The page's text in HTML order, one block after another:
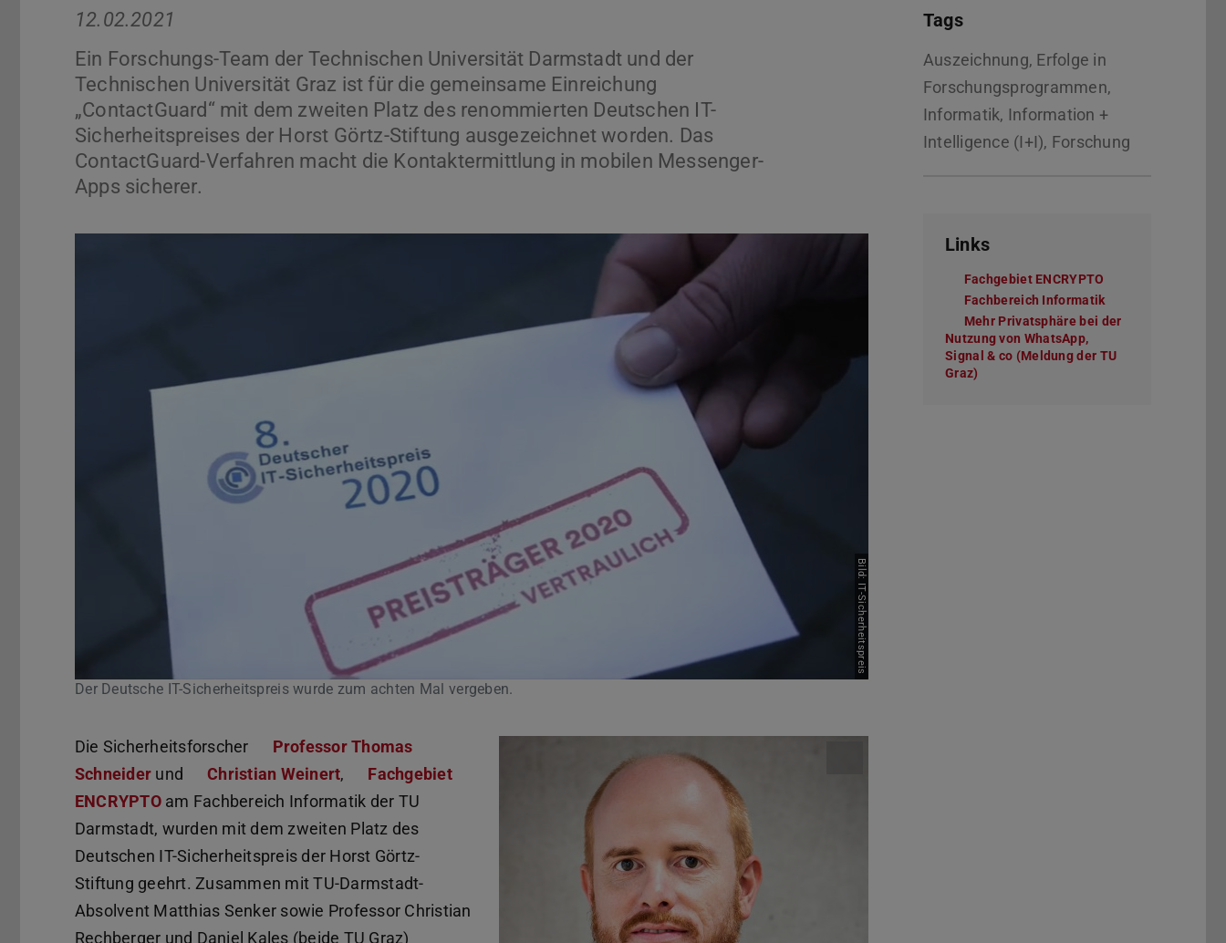
12.02.2021
Ein Forschungs-Team der Technischen Universität Darmstadt und der
Technischen Universität Graz ist für die gemeinsame Einreichung
„ContactGuard“ mit dem zweiten Platz des renommierten Deutschen IT-
Sicherheitspreises der Horst Görtz-Stiftung ausgezeichnet worden. Das
ContactGuard-Verfahren macht die Kontaktermittlung in mobilen Messenger-
Apps sicherer.
Bild: IT-Sicherheitspreis
Der Deutsche IT-Sicherheitspreis wurde zum achten Mal vergeben.
Die Sicherheitsforscher
Professor Thomas
Schneider und Christian Weinert,
Fachgebiet
ENCRYPTO am Fachbereich Informatik der TU
Darmstadt, wurden mit dem zweiten Platz des
Deutschen IT-Sicherheitspreis der Horst Görtz-
Stiftung geehrt. Zusammen mit TU-Darmstadt-
Absolvent Matthias Senker sowie Professor Christian
Rechberger und Daniel Kales (beide TU Graz)
Tags
Auszeichnung, Erfolge in
Forschungsprogrammen,
Informatik, Information +
Intelligence (I+I), Forschung
Links
Fachgebiet ENCRYPTO
Fachbereich Informatik
Mehr Privatsphäre bei der
Nutzung von WhatsApp,
Signal & co (Meldung der TU
Graz)